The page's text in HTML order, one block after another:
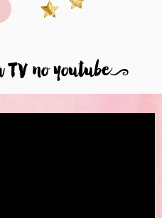
TV no youtube9